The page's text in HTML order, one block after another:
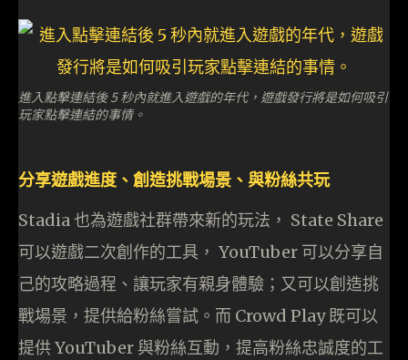
進入點擊連結後 5 秒內就進入遊戲的年代，遊戲發行將是如何吸引
玩家點擊連結的事情。
分享遊戲進度、創造挑戰場景、與粉絲共玩
Stadia 也為遊戲社群帶來新的玩法， State Share
可以遊戲二次創作的工具， YouTuber 可以分享自
己的攻略過程、讓玩家有親身體驗；又可以創造挑
戰場景，提供給粉絲嘗試。而 Crowd Play 既可以
提供 YouTuber 與粉絲互動，提高粉絲忠誠度的工